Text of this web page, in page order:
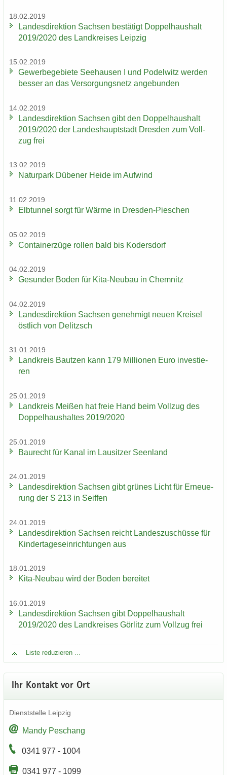
18.02.2019
Lan­des­di­rek­ti­on Sach­sen be­stä­tigt Dop­pel­haus­halt
2019/2020 des Land­krei­ses Leip­zig
15.02.2019
Ge­wer­be­ge­bie­te See­hau­sen I und Po­del­witz wer­den
bes­ser an das Ver­sor­gungs­netz an­ge­bun­den
14.02.2019
Lan­des­di­rek­ti­on Sach­sen gibt den Dop­pel­haus­halt
2019/2020 der Lan­des­haupt­stadt Dres­den zum Voll­
zug frei
13.02.2019
Na­tur­park Dü­be­ner Heide im Auf­wind
11.02.2019
Elb­tun­nel sorgt für Wärme in Dresden-​Pieschen
05.02.2019
Con­tai­ner­zü­ge rol­len bald bis Ko­ders­dorf
04.02.2019
Ge­sun­der Boden für Kita-​Neubau in Chem­nitz
04.02.2019
Lan­des­di­rek­ti­on Sach­sen ge­neh­migt neuen Krei­sel
öst­lich von De­litzsch
31.01.2019
Land­kreis Baut­zen kann 179 Mil­lio­nen Euro in­ves­tie­
ren
25.01.2019
Land­kreis Mei­ßen hat freie Hand beim Voll­zug des
Dop­pel­haus­hal­tes 2019/2020
25.01.2019
Bau­recht für Kanal im Lau­sit­zer Se­en­land
24.01.2019
Lan­des­di­rek­ti­on Sach­sen gibt grü­nes Licht für Er­neue­
rung der S 213 in Seif­fen
24.01.2019
Lan­des­di­rek­ti­on Sach­sen reicht Lan­des­zu­schüs­se für
Kin­der­ta­ges­ein­rich­tun­gen aus
18.01.2019
Kita-​Neubau wird der Boden be­rei­tet
16.01.2019
Lan­des­di­rek­ti­on Sach­sen gibt Dop­pel­haus­halt
2019/2020 des Land­krei­ses Gör­litz zum Voll­zug frei
Liste re­du­zie­ren ...
Ihr Kon­takt vor Ort
Dienst­stel­le Leip­zig
Mandy Peschang
0341 977 - 1004
0341 977 - 1099